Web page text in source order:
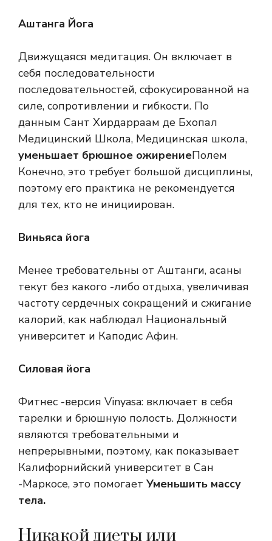
Аштанга Йога
Движущаяся медитация. Он включает в
себя последовательности
последовательностей, сфокусированной на
силе, сопротивлении и гибкости. По
данным Сант Хирдарраам де Бхопал
Медицинский Школа, Медицинская школа,
уменьшает брюшное ожирениеПолем
Конечно, это требует большой дисциплины,
поэтому его практика не рекомендуется
для тех, кто не инициирован.
Виньяса йога
Менее требовательны от Аштанги, асаны
текут без какого -либо отдыха, увеличивая
частоту сердечных сокращений и сжигание
калорий, как наблюдал Национальный
университет и Каподис Афин.
Силовая йога
Фитнес -версия Vinyasa: включает в себя
тарелки и брюшную полость. Должности
являются требовательными и
непрерывными, поэтому, как показывает
Калифорнийский университет в Сан
-Маркосе, это помогает Уменьшить массу
тела.
Никакой диеты или